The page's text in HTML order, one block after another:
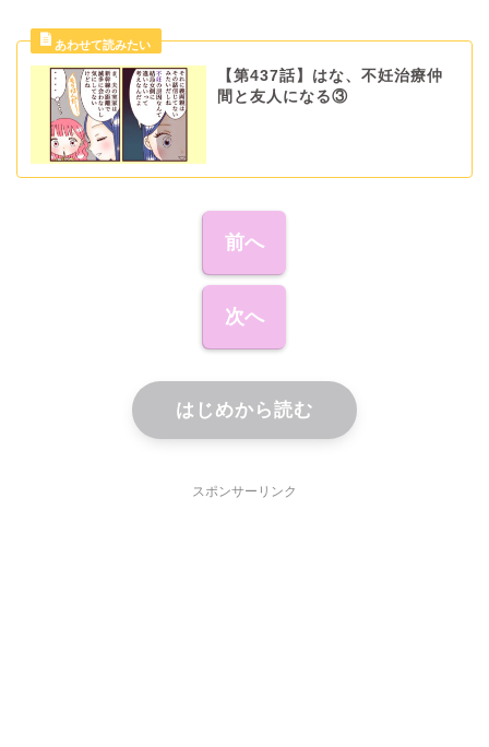
【第437話】はな、不妊治療仲
間と友人になる③
前へ
次へ
はじめから読む
スポンサーリンク